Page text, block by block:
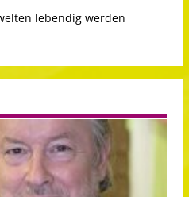
lebendig werden